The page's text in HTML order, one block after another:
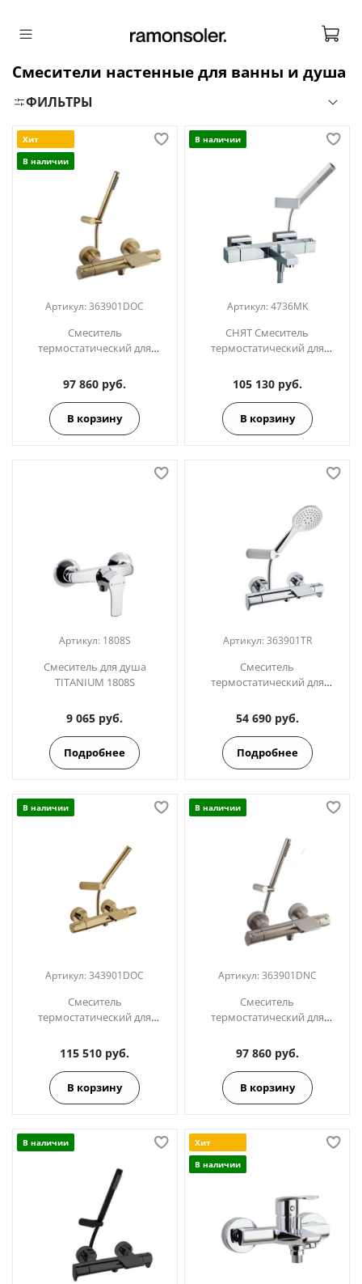
Смесители настенные для ванны и душа
Хит
В наличии
Артикул:363901DOC
Смеситель
термостатический для
комплектом ALEXIA
363901DOC золото
97 860 руб.
В корзину
В наличии
Артикул: 4736MK
СНЯТ Смеситель
термостатический для
комплектом KUATRO
4736MK
105 130 руб.
В корзину
Артикул: 1808S
Смеситель для душа
TITANIUM 1808S
9 065 руб.
Подробнее
Артикул: 363901TR
Смеситель
термостатический для
комплектом ALEXIA
363901TR
54 690 руб.
Подробнее
В наличии
Артикул:343901DOC
Смеситель
термостатический для
комплектом TZAR
343901DOC золото
115 510 руб.
В корзину
В наличии
Артикул: 363901DNC
Смеситель
термостатический для
комплектом ALEXIA
363901DNC никель
97 860 руб.
В корзину
В наличии
Хит
В наличии
ФИЛЬТРЫ